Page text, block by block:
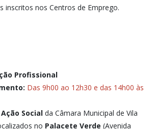
inscritos nos Centros de Emprego.
Profissional
Das 9h00 ao 12h30 e das 14h00 às
Social da Câmara Municipal de Vila
no Palacete Verde (Avenida